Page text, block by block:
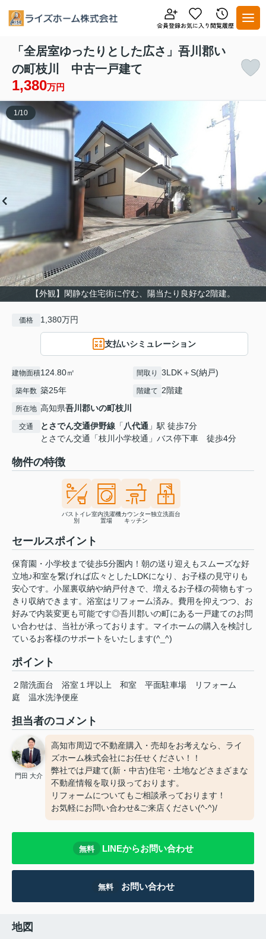
「全居室ゆったりとした広さ」吾川郡い
の町枝川 中古一戸建て
1,380万円
【外観】閑静な住宅街に佇む、陽当たり良好な2階建。
1/10
価格 1,380万円
支払いシミュレーション
建物面積124.80㎡ 間取り 3LDK＋S(納戸)
築年数 築25年 階建て 2階建
所在地 高知県吾川郡いの町枝川
交通 とさでん交通伊野線 「八代通 」駅 徒歩7分
とさでん交通「枝川小学校通」バス停下車 徒歩4分
物件の特徴
バストイレ
別
室内洗濯機
置場
カウンター
キッチン
独立洗面台
セールスポイント
保育園・小学校まで徒歩5分圏内！朝の送り迎えもスムーズな好
立地♪和室を繋げれば広々としたLDKになり、お子様の見守りも
安心です。小屋裏収納や納戸付きで、増えるお子様の荷物もすっ
きり収納できます。浴室はリフォーム済み。費用を抑えつつ、お
好みで内装変更も可能です◎吾川郡いの町にある一戸建てのお問
い合わせは、当社が承っております。マイホームの購入を検討し
ているお客様のサポートをいたします(^_^)
ポイント
２階洗面台 浴室１坪以上 和室 平面駐車場
リフォーム
庭
温水洗浄便座
担当者のコメント
門田 大介
高知市周辺で不動産購入・売却をお考えなら、ライ
ズホーム株式会社にお任せください！！
弊社では戸建て(新・中古)住宅・土地などさまざまな
不動産情報を取り扱っております。
リフォームについてもご相談承っております！
お気軽にお問い合わせ&ご来店ください‍(^-^)/
無料 LINEからお問い合わせ
無料 お問い合わせ
地図